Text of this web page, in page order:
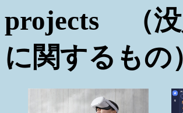
projects （没
に関するもの